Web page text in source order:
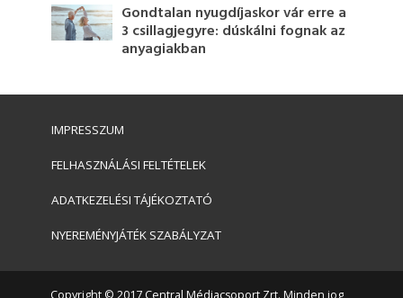
Gondtalan nyugdíjaskor vár erre a
3 csillagjegyre: dúskálni fognak az
anyagiakban
IMPRESSZUM
FELHASZNÁLÁSI FELTÉTELEK
ADATKEZELÉSI TÁJÉKOZTATÓ
NYEREMÉNYJÁTÉK SZABÁLYZAT
Copyright © 2017 Central Médiacsoport Zrt. Minden jog